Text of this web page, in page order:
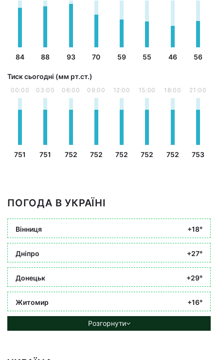
84 88 93 70 59 55 46 56
Тиск сьогодні (мм рт.ст.)
00:00
751
03:00
751
06:00
752
09:00
752
12:00
752
15:00
752
18:00
752
21:00
753
ПОГОДА В УКРАЇНІ
Вінниця +18°
Дніпро +27°
Донецьк +29°
Житомир +16°
Розгорнути